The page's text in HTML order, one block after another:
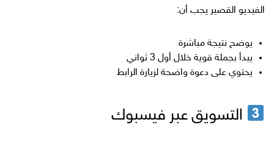
الفيديو القصير يجب أن:
يوضح نتيجة مباشرة
يبدأ بجملة قوية خلال أول 3 ثواني
يحتوي على دعوة واضحة لزيارة الرابط
التسويق عبر فيسبوك